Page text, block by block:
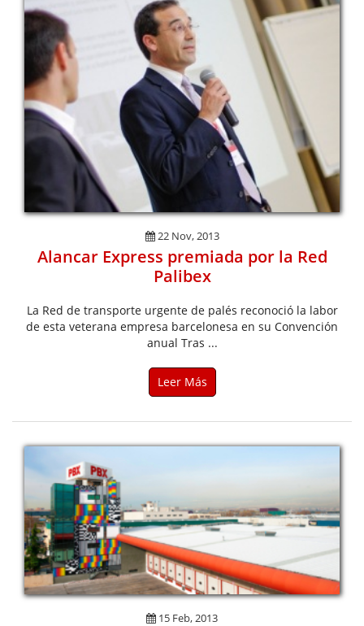
22 Nov, 2013
Alancar Express premiada por la Red
Palibex
La Red de transporte urgente de palés reconoció la labor
de esta veterana empresa barcelonesa en su Convención
anual Tras ...
Leer Más
15 Feb, 2013